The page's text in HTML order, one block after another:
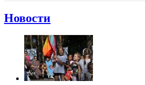
Новости